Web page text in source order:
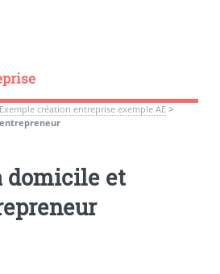
Exemple création entreprise exemple AE>
domicile et